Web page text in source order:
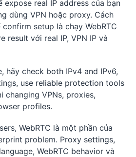
expose real IP address của bạn
dùng VPN hoặc proxy. Cách
setup là chạy WebRTC
result với real IP, VPN IP và
hãy check both IPv4 and IPv6,
use reliable protection tools
changing VPNs, proxies,
profiles.
WebRTC là một phần của
problem. Proxy settings,
WebRTC behavior và